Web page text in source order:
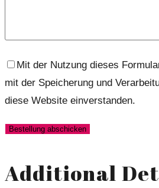
Mit der Nutzung dieses
mit der Speicherung und
diese Website einverstanden.
Additional